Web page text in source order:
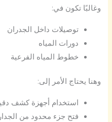
وغالبًا تكون في:
توصيلات داخل الجدران
دورات المياه
خطوط المياه الفرعية
وهنا يحتاج الأمر إلى:
استخدام أجهزة كشف
فتح جزء محدود من الجدار